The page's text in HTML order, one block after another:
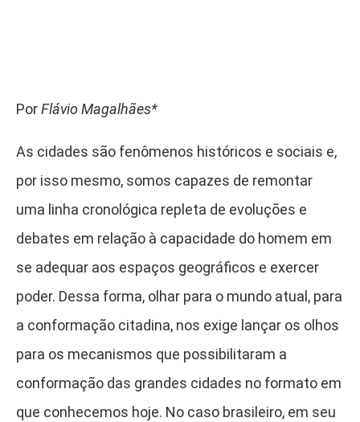
PorFlávio Magalhães*
As cidades são fenômenos históricos e sociais e,
por isso mesmo, somos capazes de remontar
uma linha cronológica repleta de evoluções e
debates em relação à capacidade do homem em
se adequar aos espaços geográficos e exercer
poder. Dessa forma, olhar para o mundo atual, para
a conformação citadina, nos exige lançar os olhos
para os mecanismos que possibilitaram a
conformação das grandes cidades no formato em
que conhecemos hoje. No caso brasileiro, em seu